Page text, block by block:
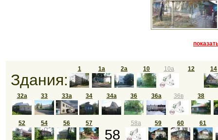
Здания:
1 1а 2а 10 10а 12 14
32а 33 33а 34 34а 36 36а 36в 38
52 54 56 57
58
58а 59 60 61